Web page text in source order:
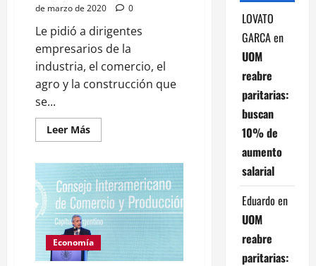
de marzo de 2020
0
Le pidió a dirigentes
empresarios de la
industria, el comercio, el
agro y la construcción que
se...
Leer MásLeer
más
Alberto
Fernández
duro
con
los
empresarios:
"No
es
posible
Economía
LOVATO
GARCAen
UOM
reabre
paritarias:
buscan
10% de
aumento
salarial
Eduardo en
UOM
reabre
paritarias: